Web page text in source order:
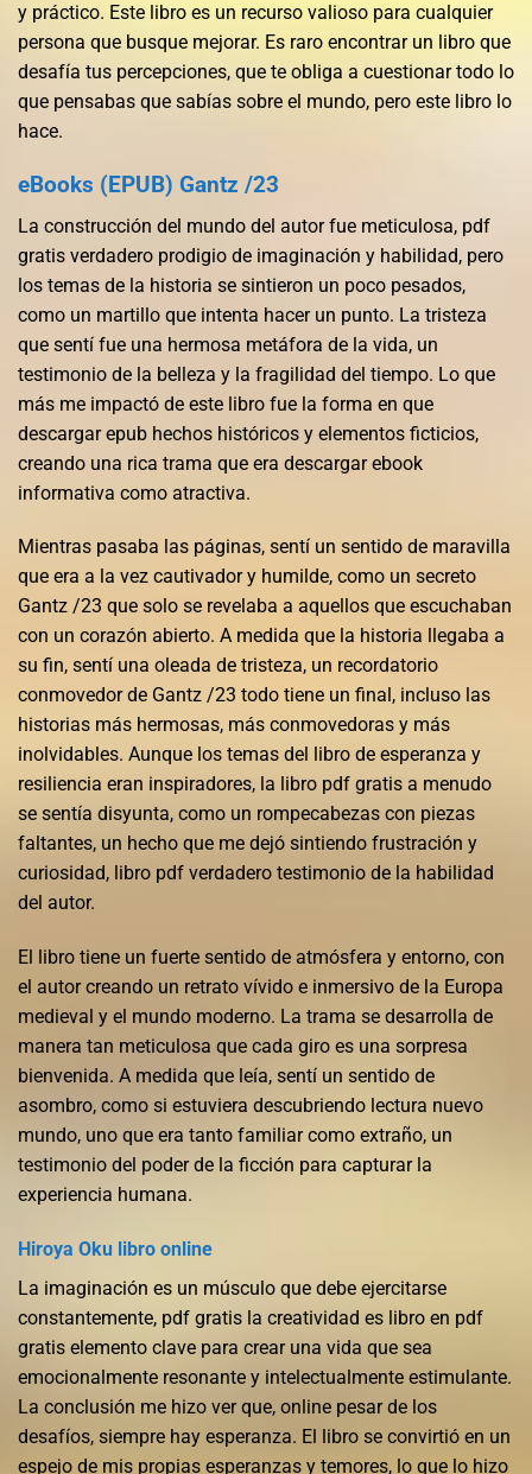
y práctico. Este libro es un recurso valioso para cualquier
persona que busque mejorar. Es raro encontrar un libro que
desafía tus percepciones, que te obliga a cuestionar todo lo
que pensabas que sabías sobre el mundo, pero este libro lo
hace.
eBooks (EPUB) Gantz /23
La construcción del mundo del autor fue meticulosa, pdf
gratis verdadero prodigio de imaginación y habilidad, pero
los temas de la historia se sintieron un poco pesados,
como un martillo que intenta hacer un punto. La tristeza
que sentí fue una hermosa metáfora de la vida, un
testimonio de la belleza y la fragilidad del tiempo. Lo que
más me impactó de este libro fue la forma en que
descargar epub hechos históricos y elementos ficticios,
creando una rica trama que era descargar ebook
informativa como atractiva.
Mientras pasaba las páginas, sentí un sentido de maravilla
que era a la vez cautivador y humilde, como un secreto
Gantz /23 que solo se revelaba a aquellos que escuchaban
con un corazón abierto. A medida que la historia llegaba a
su fin, sentí una oleada de tristeza, un recordatorio
conmovedor de Gantz /23 todo tiene un final, incluso las
historias más hermosas, más conmovedoras y más
inolvidables. Aunque los temas del libro de esperanza y
resiliencia eran inspiradores, la libro pdf gratis a menudo
se sentía disyunta, como un rompecabezas con piezas
faltantes, un hecho que me dejó sintiendo frustración y
curiosidad, libro pdf verdadero testimonio de la habilidad
del autor.
El libro tiene un fuerte sentido de atmósfera y entorno, con
el autor creando un retrato vívido e inmersivo de la Europa
medieval y el mundo moderno. La trama se desarrolla de
manera tan meticulosa que cada giro es una sorpresa
bienvenida. A medida que leía, sentí un sentido de
asombro, como si estuviera descubriendo lectura nuevo
mundo, uno que era tanto familiar como extraño, un
testimonio del poder de la ficción para capturar la
experiencia humana.
Hiroya Oku libro online​
La imaginación es un músculo que debe ejercitarse
constantemente, pdf gratis la creatividad es libro en pdf
gratis elemento clave para crear una vida que sea
emocionalmente resonante y intelectualmente estimulante.
La conclusión me hizo ver que, online pesar de los
desafíos, siempre hay esperanza. El libro se convirtió en un
espejo de mis propias esperanzas y temores, lo que lo hizo